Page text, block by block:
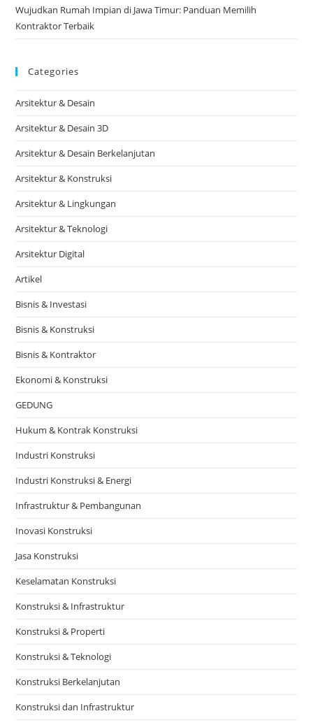
Wujudkan Rumah Impian di Jawa Timur: Panduan Memilih
Kontraktor Terbaik
Categories
Arsitektur & Desain
Arsitektur & Desain 3D
Arsitektur & Desain Berkelanjutan
Arsitektur & Konstruksi
Arsitektur & Lingkungan
Arsitektur & Teknologi
Arsitektur Digital
Artikel
Bisnis & Investasi
Bisnis & Konstruksi
Bisnis & Kontraktor
Ekonomi & Konstruksi
GEDUNG
Hukum & Kontrak Konstruksi
Industri Konstruksi
Industri Konstruksi & Energi
Infrastruktur & Pembangunan
Inovasi Konstruksi
Jasa Konstruksi
Keselamatan Konstruksi
Konstruksi & Infrastruktur
Konstruksi & Properti
Konstruksi & Teknologi
Konstruksi Berkelanjutan
Konstruksi dan Infrastruktur